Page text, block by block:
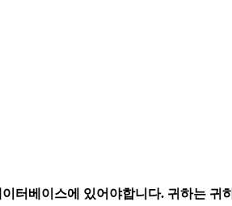
이터베이스에 있어야합니다. 귀하는 귀